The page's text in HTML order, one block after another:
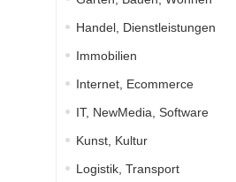
Handel, Dienstleistungen
Immobilien
Internet, Ecommerce
IT, NewMedia, Software
Kunst, Kultur
Logistik, Transport